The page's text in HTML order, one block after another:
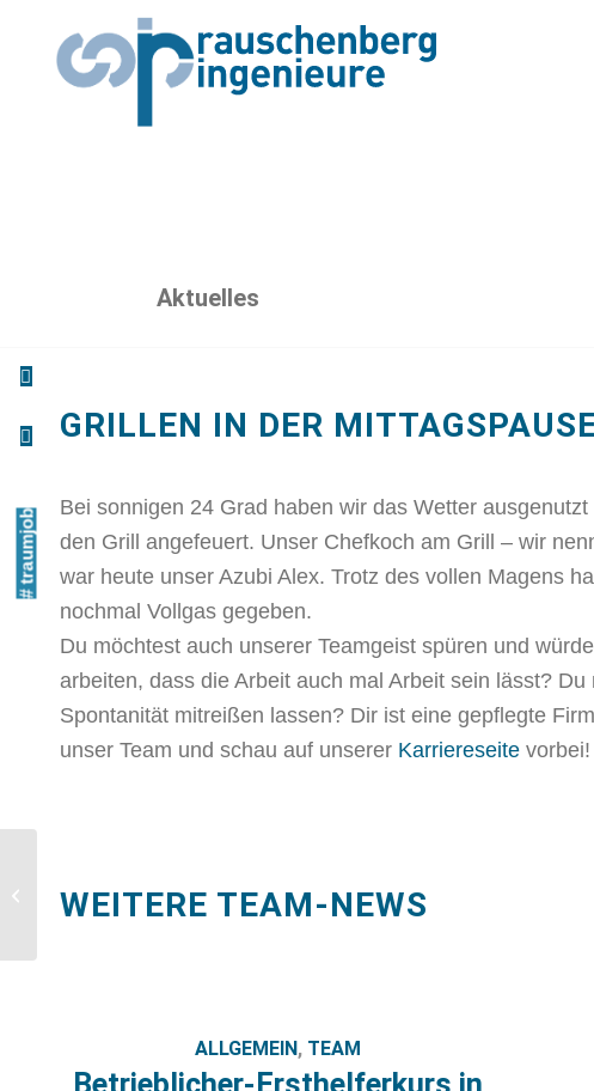
Aktuelles
GRILLEN IN DER
Bei sonnigen 24 Grad haben wir das Wetter
den Grill angefeuert. Unser Chefkoch am Grill – wir
war heute unser Azubi Alex. Trotz des vollen Magens
nochmal Vollgas gegeben.
Du möchtest auch unserer Teamgeist spüren und
arbeiten, dass die Arbeit auch mal Arbeit sein lässt?
Spontanität mitreißen lassen? Dir ist eine gepflegte
unser Team und schau auf unserer Karriereseite vorbei!
WEITERE TEAM-NEWS
ALLGEMEIN, TEAM
# traumjob
Azubis at Work